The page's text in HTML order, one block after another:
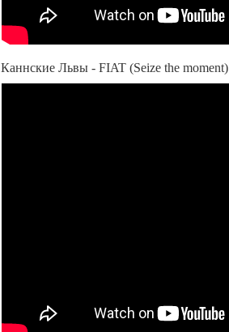
Каннские Львы - FIAT (Seize the moment)